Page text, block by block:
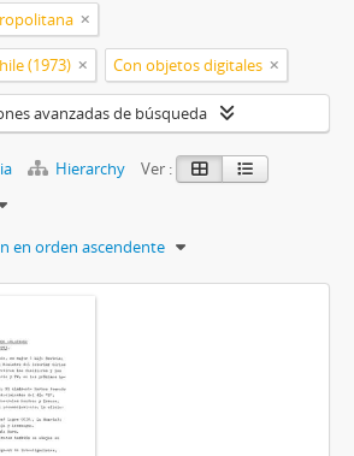
(1973) Con objetos digitales
avanzadas de búsqueda
Hierarchy
Ver :
en orden ascendente